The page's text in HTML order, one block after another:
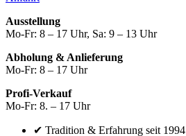
Ausstellung
Mo-Fr: 8 – 17 Uhr, Sa: 9 – 13 Uhr
Abholung & Anlieferung
Mo-Fr: 8 – 17 Uhr
Profi-Verkauf
Mo-Fr: 8. – 17 Uhr
✔ Tradition & Erfahrung seit 1994